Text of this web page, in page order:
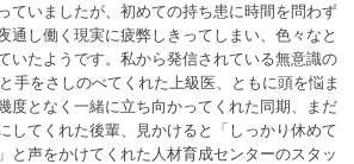
ていましたが、初めての持ち患に時間を問わず
通し働く現実に疲弊しきってしまい、色々なと
いたようです。私から発信されている無意識の
手をさしのべてくれた上級医、ともに頭を悩ま
度となく一緒に立ち向かってくれた同期、まだ
してくれた後輩、見かけると「しっかり休めて
と声をかけてくれた人材育成センターのスタッ